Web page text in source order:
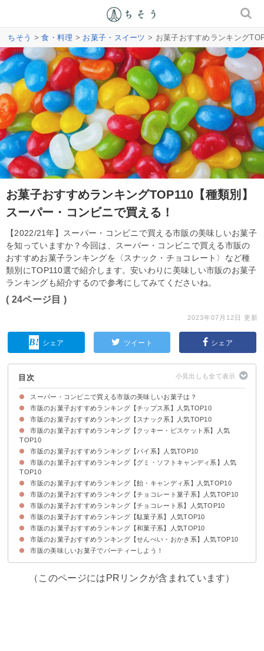
ちそう >食・料理 > お菓子・スイーツ > お菓子おすすめランキング
お菓子おすすめランキングTOP110【種類別】
スーパー・コンビニで買える！
【2022/21年】スーパー・コンビニで買える市販の美味しいお菓子
を知っていますか？今回は、スーパー・コンビニで買える市販の
おすすめお菓子ランキングを〈スナック・チョコレート〉など種
類別にTOP110選で紹介します。安いわりに美味しい市販のお菓子
ランキングも紹介するので参考にしてみてくださいね。
( 24ページ目 )
2023年07月12日 更新
シェア ツイート シェア
目次
スーパー・コンビニで買える市販の美味しいお菓子は？
市販のお菓子おすすめランキング【チップス系】人気TOP10
10位：じゃがいも心地（131円）
9位：ポテトチップスのり塩（131円）
8位：ポテトチップスクリスプ（95円）
7位：ハンターポテトチップス（429円）
6位：すっぱムーチョ（129円）
5位：ピザポテト（134円）
4位：チップスター（213円）
3位：堅あげポテトうすしお味（126円）
2位：プリングルス（259円）
1位：ポテトチップスコンソメパンチ（108円）
市販のお菓子おすすめランキング【スナック系】人気TOP10
10位：おさつどきっ（105円）
9位：カラムーチョ（106円）
8位：ポリンキー（82円）
7位：かっぱえびせん（185円）
6位：じゃがビー（136円）
5位：ミーノ（374円）
4位：ポテコ（97円）
3位：マイクポップコーン（116円）
2位：プリッツ熟トマト（289円）
1位：じゃがりこサラダ味（105円）
市販のお菓子おすすめランキング【クッキー・ビスケット系】人気
TOP10
10位：オールレーズン（324円）
9位：いちごのタルト（213円）
8位：マリービスケット（170円）
7位：イトーヤチョコチップクッキー（216円）
6位：チョイス（160円）
5位：ブランチュール（297円）
4位：カントリーマアム（356円）
3位：プチいちごビスケット（73円）
2位：ノアール（237円）
1位：ムーンライト（213円）
市販のお菓子おすすめランキング【パイ系】人気TOP10
10位：マリーで仕立てたマシュマロケーキ（245円）
9位：ムーンライトソフトケーキ（280円）
8位：ピーチブラン（324円）
7位：シルベーヌ（315円）
6位：ピンクチョコパイ贅沢いちご（128円）
5位：W白桃のカスタードケーキ（324円）
4位：エンゼルパイ（369円）
３位：ふんわりプチケーキ（220円）
2位：ガトーショコラ（277円）
1位：チョコパイ（415円）
市販のお菓子おすすめランキング【グミ・ソフトキャンディ系】人気
TOP10
10位：ハリボコーラ味（192円）
9位：果汁グミ（375円）
8位：フェットチーネグミ（129円）
7位：ちびサワー（178円）
6位：ピュレグミ（280円）
5位：コグミ（125円）
4位：男梅グミ（123円）
3位：カンデミーナ（307円）
2位：ハイチュウ（182円）
1位：コーラアップ（198円）
市販のお菓子おすすめランキング【飴・キャンディ系】人気TOP10
10位：金のミルクキャンディ（245円）
9位：じゃんじゃかソーダ（194円）
8位：色えんぴつキャンディー（192円）
7位：スーパーレモン（188円）
6位：いちごみるく（210円）
5位：キュービィロップ（172円）
4位：ポップキャンディ（864円）
3位：ミルキー（181円）
2位：小梅（162円）
1位：チュッパチャプス（30円）
市販のお菓子おすすめランキング【チョコレート菓子系】人気TOP10
10位：さくさくぱんだ（329円）
9位：パキーラ（96円）
8位：アルフォート（298円）
7位：チョコリエール（128円）
6位：たけのこの里（213円）
5位：コアラのマーチ（394円）
4位：ホルン（204円）
3位：ポッキー極細（160円）
2位：パイの実（417円）
1位：ルマンド（128円）
市販のお菓子おすすめランキング【チョコレート系】人気TOP10
10位：メルティーキッス（270円）
9位：グリコアーモンドピーク（205円）
8位：チロルチョコレート（21円）
7位：ルック（116円）
6位：バッカス（140円）
5位：ブラックサンダー（30円）
4位：ダース（86円）
3位：マーブルチョコレート（120円）
2位：神戸ショコラバンホーテンブレンド（207円）
1位：明治ミルクチョコレート（118円）
市販のお菓子おすすめランキング【駄菓子系】人気TOP10
10位：ビッグカツ（31円）
9位：キャベツ太郎（97円）
8位：ベビースター（32円）
7位：いちご大福マシュマロ（10円）
6位：クッピーラムネ（32円）
5位：カルパス（8円）
4位：いちご餅（28円）
3位：ハイエイトチョコレート（40円）
2位：ポテトフライ（35円）
1位：うまい棒（12円）
市販のお菓子おすすめランキング【和菓子系】人気TOP10
10位：ヤマザキミニ羊羹（71円）
9位：どら焼き（170円）
8位：井村屋カステラ（342円）
7位：もっちりたい焼き（64円）
6位：小倉ぱい（308円）
5位：もみじ饅頭（130円）
4位：鈴カステラ（96円）
3位：しきしまのふーちゃんふ菓子（224円）
2位：土佐の芋けんぴ（375円）
1位：練蜜かりんとう（248円）
市販のお菓子おすすめランキング【せんべい・おかき系】人気TOP10
10位：星たべよ（159円）
9位：味調べ（183円）
8位：まがりせんべい（177円）
7位：カレーせん（207円）
6位：チーズおかき（295円）
5位：ぬれおかき（100円）
4位：きなこ餅（270円）
3位：ぽたぽた焼（232円）
2位：ばかうけ（370円）
1位：ハッピーターン（181円）
市販の美味しいお菓子でパーティーしよう！
（このページにはPRリンクが含まれています）